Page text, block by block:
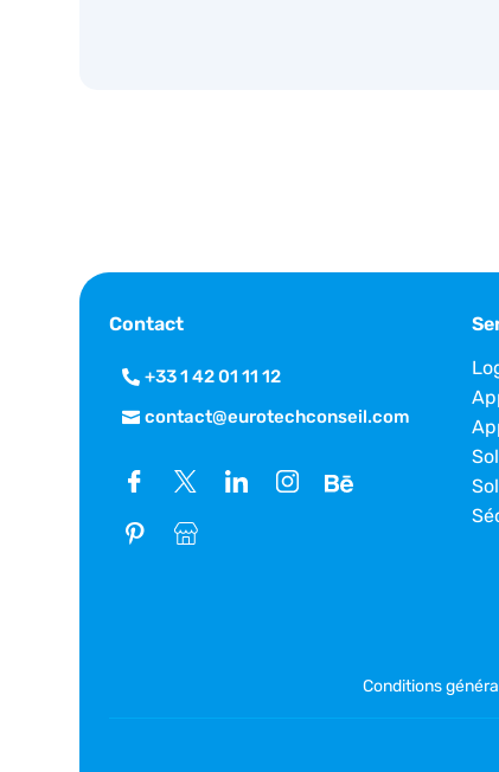
Contact
+33 1 42 01 11 12
contact@eurotechconseil.com
Conditions